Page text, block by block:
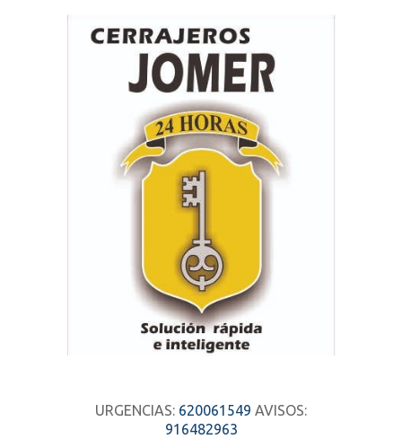
URGENCIAS: 620061549 AVISOS:
916482963